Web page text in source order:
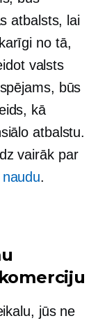
atbalsts, lai
no tā,
valsts
būs
kā
atbalstu.
vairāk par
.
jūs ne